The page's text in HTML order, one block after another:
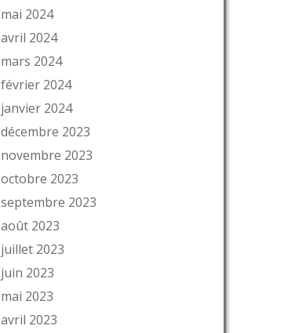
mai 2024
avril 2024
mars 2024
février 2024
janvier 2024
décembre 2023
novembre 2023
octobre 2023
septembre 2023
août 2023
juillet 2023
juin 2023
mai 2023
avril 2023